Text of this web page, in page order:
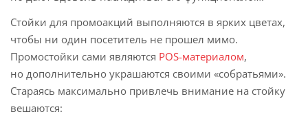
Стойки для промоакций выполняются в ярких цветах,
чтобы ни один посетитель не прошел мимо.
Промостойки сами являются POS-материалом,
но дополнительно украшаются своими «собратьями».
Стараясь максимально привлечь внимание на стойку
вешаются: